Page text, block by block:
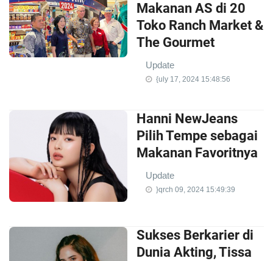
Makanan AS di 20
Toko Ranch Market &
The Gourmet
Update
{uly 17, 2024 15:48:56
Hanni NewJeans
Pilih Tempe sebagai
Makanan Favoritnya
Update
}qrch 09, 2024 15:49:39
Sukses Berkarier di
Dunia Akting, Tissa